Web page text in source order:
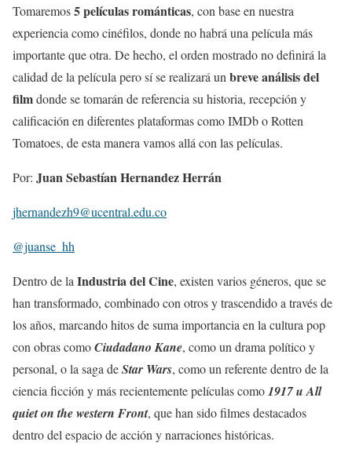
Tomaremos5 películas románticas, con base en nuestra
experiencia como cinéfilos, donde no habrá una película más
importante que otra. De hecho, el orden mostrado no definirá la
calidad de la película pero sí se realizará un breve análisis del
filmdonde se tomarán de referencia su historia, recepción y
calificación en diferentes plataformas como IMDb o Rotten
Tomatoes, de esta manera vamos allá con las películas.
Por: Juan Sebastían Hernandez Herrán
jhernandezh9@ucentral.edu.co
@juanse_hh
Dentro de la Industria del Cine, existen varios géneros, que se
han transformado, combinado con otros y trascendido a través de
los años, marcando hitos de suma importancia en la cultura pop
con obras comoCiudadano Kane, como un drama político y
personal, o la saga deStar Wars, como un referente dentro de la
ciencia ficción y más recientemente películas como1917 u All
quiet on the western Front, que han sido filmes destacados
dentro del espacio de acción y narraciones históricas.